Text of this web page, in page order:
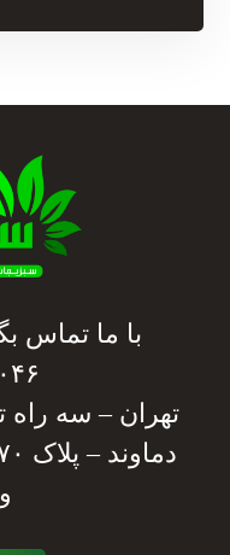
با ما تماس بگیرید:
تهران – سه راه